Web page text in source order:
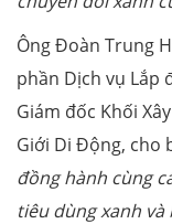
Ông Đoàn Trung
phần Dịch vụ Lắp
Giám đốc Khối
Giới Di Động, cho
đồng hành cùng
tiêu dùng xanh